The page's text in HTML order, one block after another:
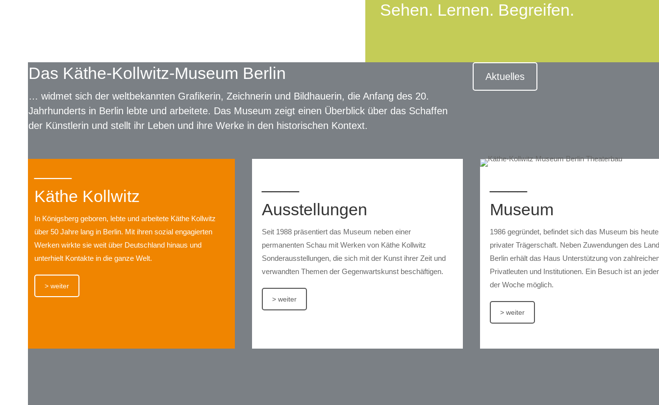
Sehen. Lernen. Begreifen.
Das Käthe-Kollwitz-Museum Berlin
… widmet sich der weltbekannten Grafikerin, Zeichnerin und Bildhauerin, die Anfang des 20.
Jahrhunderts in Berlin lebte und arbeitete. Das Museum zeigt einen Überblick über das Schaffen
der Künstlerin und stellt ihr Leben und ihre Werke in den historischen Kontext.
Aktuelles
Käthe Kollwitz
In Königsberg geboren, lebte und arbeitete Käthe Kollwitz
über 50 Jahre lang in Berlin. Mit ihren sozial engagierten
Werken wirkte sie weit über Deutschland hinaus und
unterhielt Kontakte in die ganze Welt.
> weiter
Aus­­stellungen
Seit 1988 präsentiert das Museum neben einer
permanenten Schau mit Werken von Käthe Kollwitz
Sonderausstellungen, die sich mit der Kunst ihrer Zeit und
verwandten Themen der Gegenwartskunst beschäftigen.
> weiter
Museum
1986 gegründet, befindet sich das Museum bis
privater Trägerschaft. Neben Zuwendungen des
Berlin erhält das Haus Unterstützung von
Privatleuten und Institutionen. Ein Besuch ist an
der Woche möglich.
> weiter